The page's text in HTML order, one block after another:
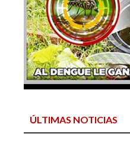
ÚLTIMAS NOTICIAS